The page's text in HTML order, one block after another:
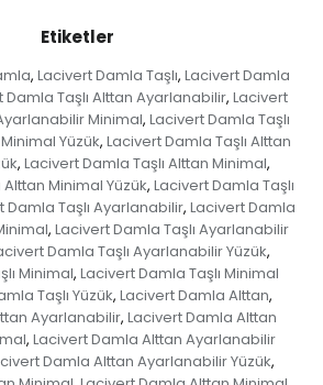
Etiketler
, Lacivert Damla Taşlı, Lacivert Damla
Damla Taşlı Alttan Ayarlanabilir, Lacivert
Minimal, Lacivert Damla Taşlı
Yüzük, Lacivert Damla Taşlı Alttan
, Lacivert Damla Taşlı Alttan Minimal,
Minimal Yüzük, Lacivert Damla Taşlı
Damla Taşlı Ayarlanabilir, Lacivert Damla
, Lacivert Damla Taşlı Ayarlanabilir
Damla Taşlı Ayarlanabilir Yüzük,
Minimal, Lacivert Damla Taşlı Minimal
Taşlı Yüzük, Lacivert Damla Alttan,
Ayarlanabilir, Lacivert Damla Alttan
, Lacivert Damla Alttan Ayarlanabilir
Damla Alttan Ayarlanabilir Yüzük,